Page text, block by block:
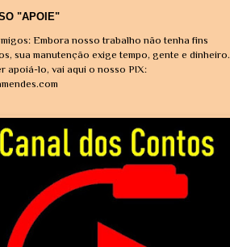
"APOIE"
Embora nosso trabalho não tenha fins
sua manutenção exige tempo, gente e dinheiro.
apoiá-lo, vai aqui o nosso PIX: